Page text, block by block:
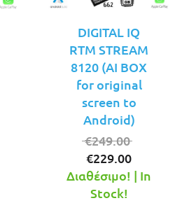
DIGITAL IQ
RTM STREAM
8120 (AI BOX
for original
screen to
Android)
€249.00
was:
€229.00
τρέχουσα
Διαθέσιμο! | In
Stock!